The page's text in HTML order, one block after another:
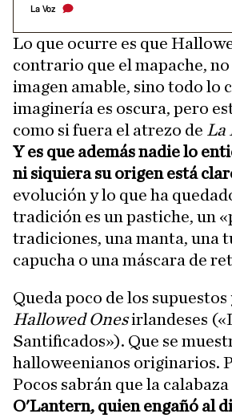
La Voz
Lo que ocurre es que
contrario que el mapache,
imagen amable, sino todo lo
imaginería es oscura, pero
como si fuera el atrezo de La
Y es que además nadie lo
ni siquiera su origen está
evolución y lo que ha
tradición es un pastiche, un
tradiciones, una manta, una
capucha o una máscara de
Queda poco de los
Hallowed Onesirlandeses
Santificados»). Que se
halloweenianos originarios.
Pocos sabrán que la calabaza
O'Lantern, quien engañó al